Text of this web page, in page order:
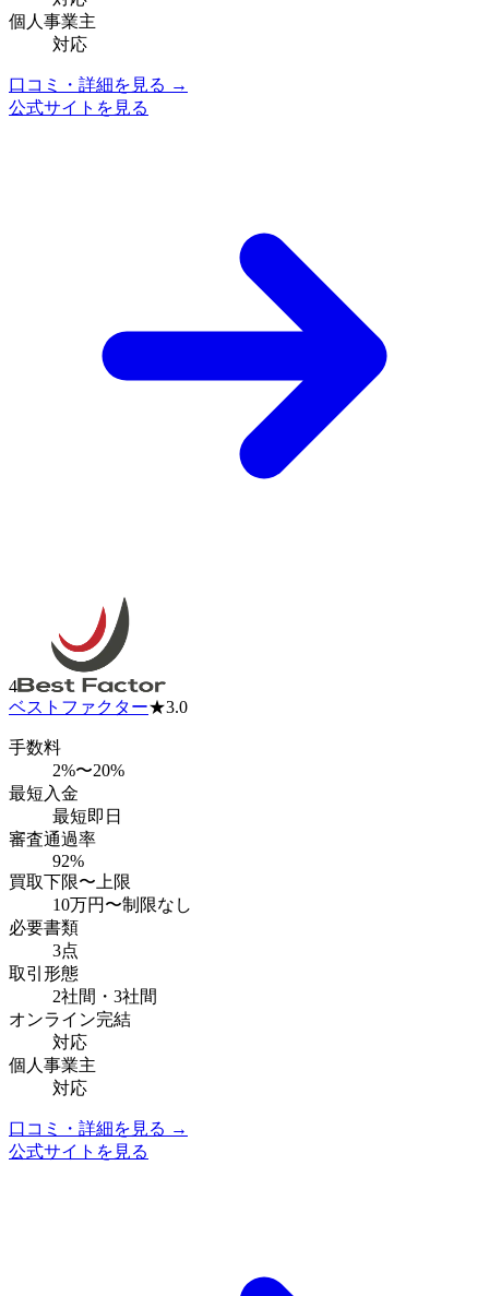
個人事業主
対応
口コミ・詳細を見る →
公式サイトを見る
4
ベストファクター★3.0
手数料
2%〜20%
最短入金
最短即日
審査通過率
92%
買取下限〜上限
10万円 〜制限なし
必要書類
3点
取引形態
2社間・3社間
オンライン完結
対応
個人事業主
対応
口コミ・詳細を見る →
公式サイトを見る